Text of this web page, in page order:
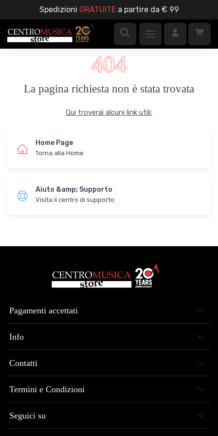
Spedizioni GRATUITEa partire da € 99
404
La pagina richiesta non è stata trovata
Qui troverai alcuni link utili:
Home Page
Torna alla Home
Aiuto &amp; Supporto
Visita il centro di supporto
Pagamenti accettati
Info
Contatti
Termini e Condizioni
Seguici su